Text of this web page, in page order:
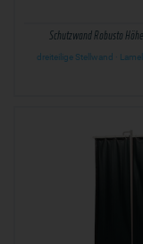
Schutzwand Robusto
dreiteilige Stellwand ·